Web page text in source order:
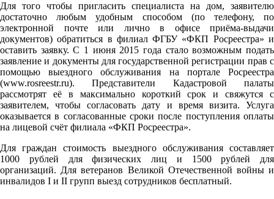
Для того чтобы пригласить специалиста на дом, заявителю
достаточно любым удобным способом (по телефону, по
электронной почте или лично в офисе приёма-выдачи
документов) обратиться в филиал ФГБУ «ФКП Росреестра» и
оставить заявку. С 1 июня 2015 года стало возможным подать
заявление и документы для государственной регистрации прав с
помощью выездного обслуживания на портале Росреестра
(www.rosreestr.ru). Представители Кадастровой палаты
рассмотрят её в максимально короткий срок и свяжутся с
заявителем, чтобы согласовать дату и время визита. Услуга
оказывается в согласованные сроки после поступления оплаты
на лицевой счёт филиала «ФКП Росреестра».
Для граждан стоимость выездного обслуживания составляет
1000 рублей для физических лиц и 1500 рублей для
организаций. Для ветеранов Великой Отечественной войны и
инвалидов I и II групп выезд сотрудников бесплатный.